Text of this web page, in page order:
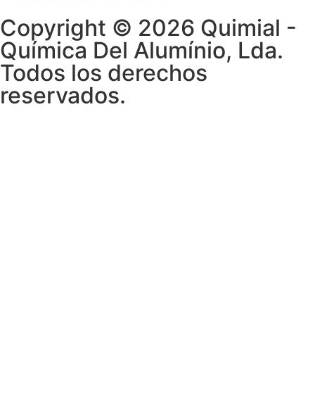
Copyright © 2026 Quimial -
Química Del Alumínio, Lda.
Todos los derechos
reservados.